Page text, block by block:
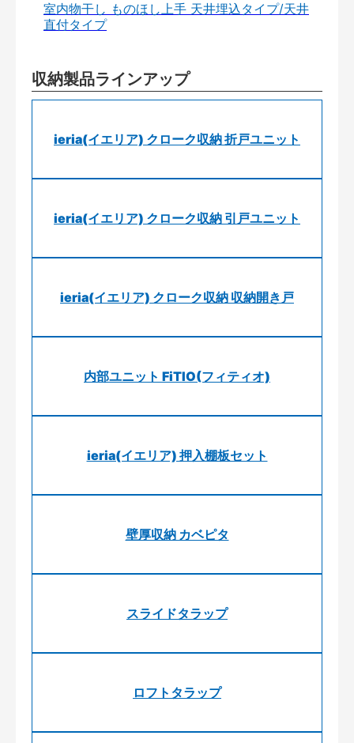
室内物干し ものほし上手 天井埋込タイプ/天井
直付タイプ
収納製品ラインアップ
ieria(イエリア) クローク収納 折戸ユニット
ieria(イエリア) クローク収納 引戸ユニット
ieria(イエリア) クローク収納 収納開き戸
内部ユニット FiTIO(フィティオ)
ieria(イエリア) 押入棚板セット
壁厚収納 カベピタ
スライドタラップ
ロフトタラップ